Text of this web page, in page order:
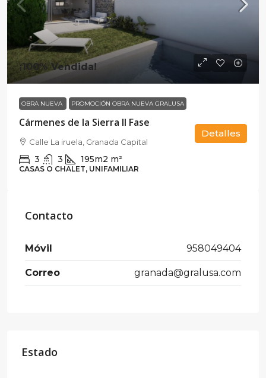
¡100% Vendida!
OBRA NUEVA PROMOCIÓN OBRA NUEVA GRALUSA
Cármenes de la Sierra II Fase
Calle La iruela, Granada Capital
3 3 195m2 m²
CASAS O CHALET, UNIFAMILIAR
Detalles
Contacto
Móvil 958049404
Correo granada@gralusa.com
Estado